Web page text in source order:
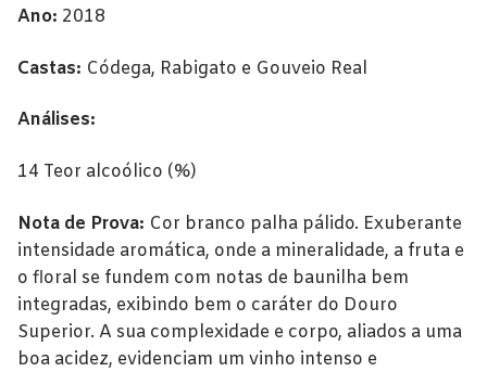
Lisboa
Tejo
Vinho Verde
Vinhos Tintos
Açores
Alentejo
Beira Interior
Bairrada
Ano: 2018
Castas: Códega, Rabigato e Gouveio Real
Análises:
14 Teor alcoólico (%)
Nota de Prova: Cor branco palha pálido. Exuberante
intensidade aromática, onde a mineralidade, a fruta e
o floral se fundem com notas de baunilha bem
integradas, exibindo bem o caráter do Douro
Superior. A sua complexidade e corpo, aliados a uma
boa acidez, evidenciam um vinho intenso e